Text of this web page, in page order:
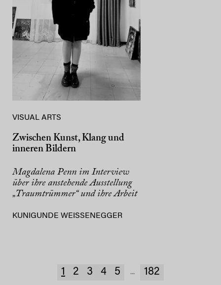
VISUAL ARTS
Zwischen Kunst, Klang und
inneren Bildern
Magdalena Penn im Interview
über ihre anstehende Ausstellung
„Traumtrümmer“ und ihre Arbeit
KUNIGUNDE WEISSENEGGER
1 2 3 4 5 ... 182